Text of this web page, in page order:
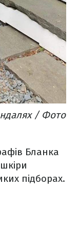
/ Фото
Бланка
підборах.